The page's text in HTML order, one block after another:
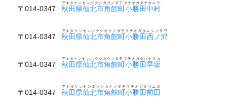
〒014-0347 秋田県仙北市角館町小勝田中村
アキタケンセンボクシカクノダテマチオガタナカムラ
〒014-0347 秋田県仙北市角館町小勝田西ノ沢
アキタケンセンボクシカクノダテマチオガタニシノサワ
〒014-0347 秋田県仙北市角館町小勝田早坂
アキタケンセンボクシカクノダテマチオガタハヤサカ
〒014-0347 秋田県仙北市角館町小勝田前田
アキタケンセンボクシカクノダテマチオガタマエダ